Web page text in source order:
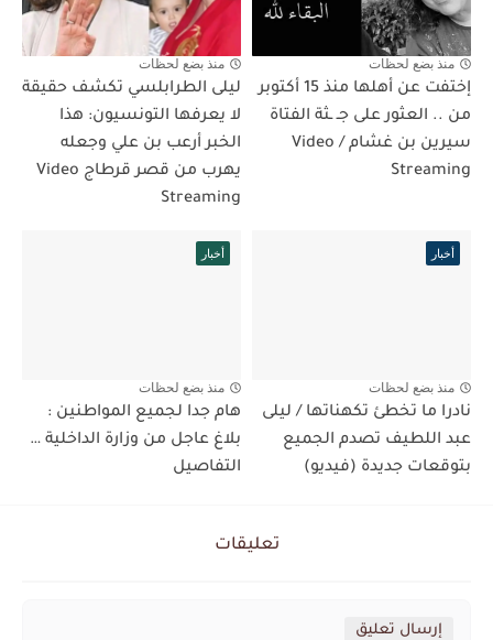
منذ بضع لحظات
إختفت عن أهلها منذ 15 أكتوبر
من .. العثور على جـ ـثة الفتاة
سيرين بن غشام / Video
Streaming
منذ بضع لحظات
ليلى الطرابلسي تكشف حقيقة
لا يعرفها التونسيون: هذا
الخبر أرعب بن علي وجعله
يهرب من قصر قرطاج Video
Streaming
أخبار
منذ بضع لحظات
نادرا ما تخطئ تكهناتها / ليلى
عبد اللطيف تصدم الجميع
بتوقعات جديدة (فيديو)
أخبار
منذ بضع لحظات
هام جدا لجميع المواطنين :
بلاغ عاجل من وزارة الداخلية …
التفاصيل
تعليقات
إرسال تعليق